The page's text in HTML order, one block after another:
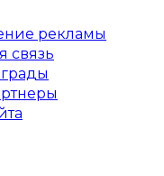
рекламы
связь